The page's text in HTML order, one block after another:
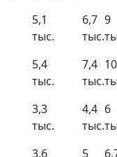
5,1
тыс.
6,7
тыс.
9
5,4
тыс.
7,4
тыс.
3,3
тыс.
4,4
тыс.
6
3,6
5